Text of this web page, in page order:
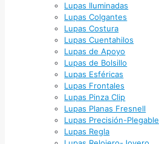
Lupas Iluminadas
Lupas Colgantes
Lupas Costura
Lupas Cuentahilos
Lupas de Apoyo
Lupas de Bolsillo
Lupas Esféricas
Lupas Frontales
Lupas Pinza Clip
Lupas Planas Fresnell
Lupas Precisión-Plegable
Lupas Regla